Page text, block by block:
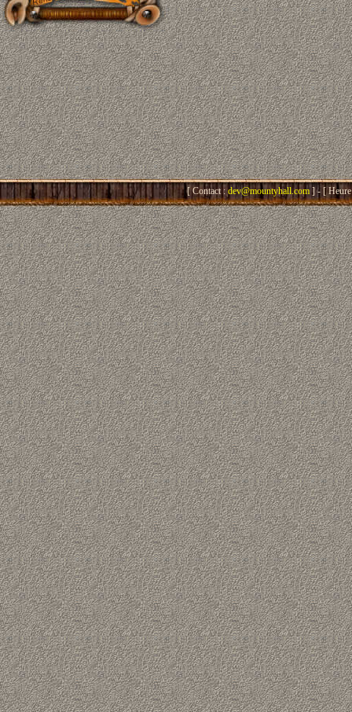
[ Contact : dev@mountyhall.com] - [ Heure